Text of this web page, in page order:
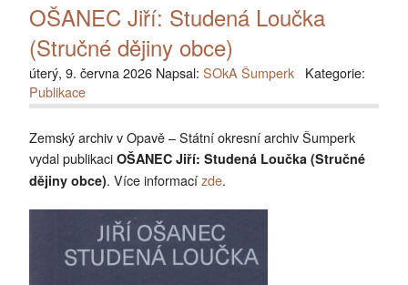
OŠANEC Jiří: Studená Loučka
(Stručné dějiny obce)
úterý, 9. června 2026 Napsal: SOkA Šumperk Kategorie:
Publikace
Zemský archiv v Opavě – Státní okresní archiv Šumperk
vydal publikaci OŠANEC Jiří: Studená Loučka (Stručné
dějiny obce). Více informacízde.